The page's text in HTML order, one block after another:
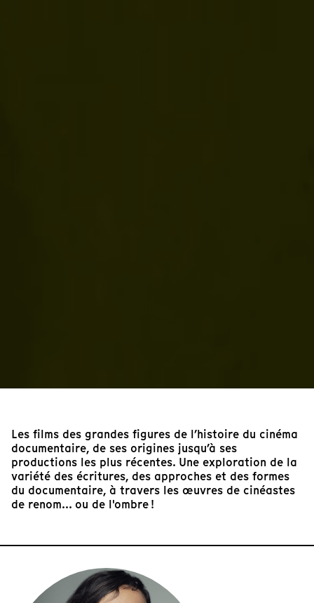
Les films des grandes figures de l’histoire du cinéma
documentaire, de ses origines jusqu’à ses
productions les plus récentes. Une exploration de la
variété des écritures, des approches et des formes
du documentaire, à travers les œuvres de cinéastes
de renom... ou de l'ombre !